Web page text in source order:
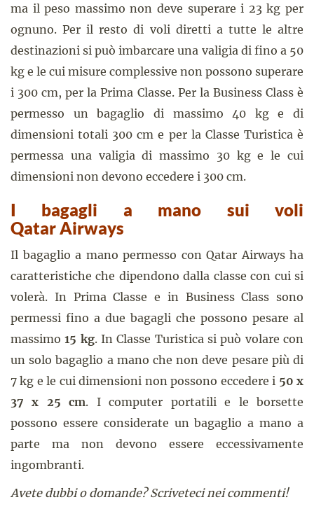
ma il peso massimo non deve superare i 23 kg per
ognuno. Per il resto di voli diretti a tutte le altre
destinazioni si può imbarcare una valigia di fino a 50
kg e le cui misure complessive non possono superare
i 300 cm, per la Prima Classe. Per la Business Class è
permesso un bagaglio di massimo 40 kg e di
dimensioni totali 300 cm e per la Classe Turistica è
permessa una valigia di massimo 30 kg e le cui
dimensioni non devono eccedere i 300 cm.
I bagagli a mano sui voli
Qatar Airways
Il bagaglio a mano permesso con Qatar Airways ha
caratteristiche che dipendono dalla classe con cui si
volerà. In Prima Classe e in Business Class sono
permessi fino a due bagagli che possono pesare al
massimo15 kg. In Classe Turistica si può volare con
un solo bagaglio a mano che non deve pesare più di
7 kg e le cui dimensioni non possono eccedere i 50 x
37 x 25 cm. I computer portatili e le borsette
possono essere considerate un bagaglio a mano a
parte ma non devono essere eccessivamente
ingombranti.
Avete dubbi o domande? Scriveteci nei commenti!